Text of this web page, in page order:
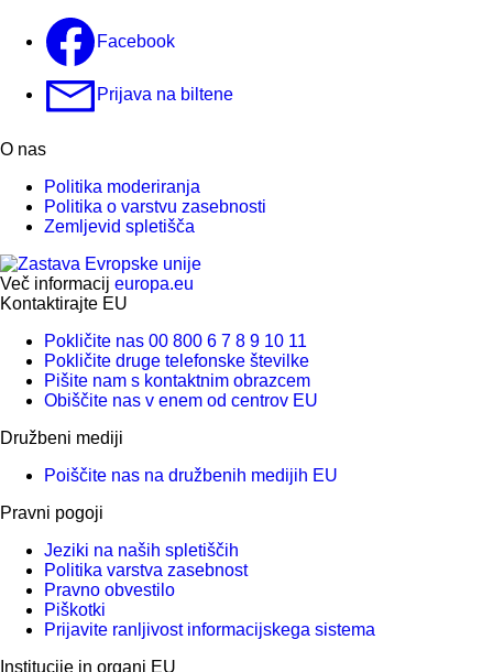
Facebook
Prijava na biltene
O nas
Politika moderiranja
Politika o varstvu zasebnosti
Zemljevid spletišča
Več informacij europa.eu
Kontaktirajte EU
Pokličite nas 00 800 6 7 8 9 10 11
Pokličite druge telefonske številke
Pišite nam s kontaktnim obrazcem
Obiščite nas v enem od centrov EU
Družbeni mediji
Poiščite nas na družbenih medijih EU
Pravni pogoji
Jeziki na naših spletiščih
Politika varstva zasebnost
Pravno obvestilo
Piškotki
Prijavite ranljivost informacijskega sistema
Institucije in organi EU